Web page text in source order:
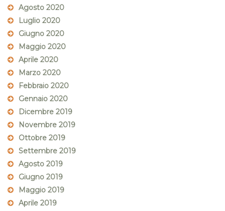
Agosto 2020
Luglio 2020
Giugno 2020
Maggio 2020
Aprile 2020
Marzo 2020
Febbraio 2020
Gennaio 2020
Dicembre 2019
Novembre 2019
Ottobre 2019
Settembre 2019
Agosto 2019
Giugno 2019
Maggio 2019
Aprile 2019